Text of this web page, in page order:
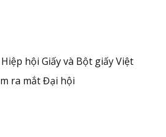
hội Giấy và Bột giấy Việt
ra mắt Đại hội